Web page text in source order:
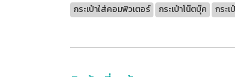
กระเป๋าใส่คอมพิวเตอร์ กระเป๋าโน๊ตบุ๊ค กระ